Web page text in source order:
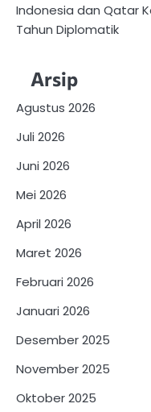
Indonesia dan Qatar
Tahun Diplomatik
Arsip
Agustus 2026
Juli 2026
Juni 2026
Mei 2026
April 2026
Maret 2026
Februari 2026
Januari 2026
Desember 2025
November 2025
Oktober 2025